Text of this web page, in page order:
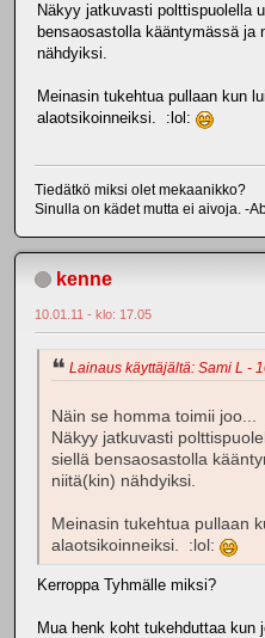
Näkyy jatkuvasti polttispuolella
bensaosastolla kääntymässä ja
nähdyiksi.
Meinasin tukehtua pullaan kun
alaotsikoinneiksi. :lol:
Tiedätkö miksi olet mekaanikko?
Sinulla on kädet mutta ei aivoja. -
kenne
10.01.11 - klo: 17.05
Lainaus käyttäjältä: Sami L -
Näin se homma toimii joo...
Näkyy jatkuvasti
siellä bensaosastolla
niitä(kin) nähdyiksi.
Meinasin tukehtua pullaan
alaotsikoinneiksi. :lol:
Kerroppa Tyhmälle miksi?
Mua henk koht tukehduttaa kun